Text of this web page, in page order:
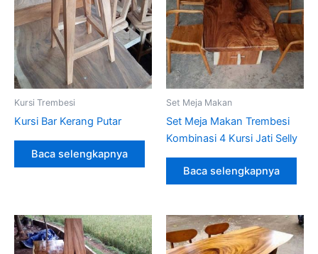
Kursi Trembesi
Kursi Bar Kerang Putar
Baca selengkapnya
Set Meja Makan
Set Meja Makan Trembesi
Kombinasi 4 Kursi Jati Selly
Baca selengkapnya